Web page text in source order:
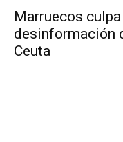
Marruecos
desinformación
Ceuta